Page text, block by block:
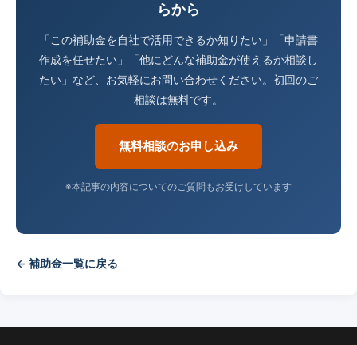
らから
「この補助金を自社で活用できるか知りたい」「申請書
作成を任せたい」「他にどんな補助金が使えるか相談し
たい」など、お気軽にお問い合わせください。初回のご
相談は無料です。
無料相談のお申し込み
※本記事の内容についてのご質問もお受けしています
← 補助金一覧に戻る